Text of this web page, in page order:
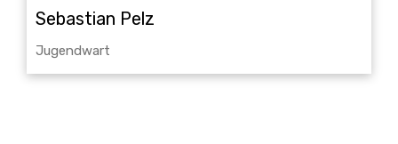
Sebastian Pelz
Jugendwart